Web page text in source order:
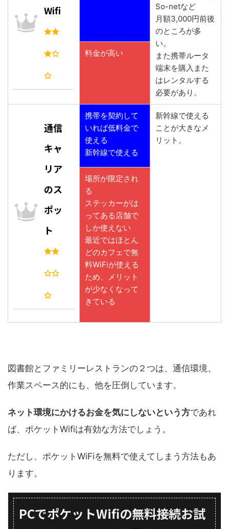
Wifi
So-netなど
月額3,000円前後
のところが多
い。
また携帯ルータ
端末を購入また
はレンタルする
必要があり。
料金が高い
通信
キャ
リア
のス
ポッ
ト
携帯を契約して
いれば低料金で
使える
新幹線で使える
新幹線で使える
ことが大きなメ
リット。
場所が限定され
る
ステッカーがは
ってある店舗で
しか使えない
最近ではほとん
どのカフェで無
料WiFiが使える
ため、メリット
が少なくなって
きている
図書館とファミリーレストランの２つは、通信環境、
作業スペース的にも、他を圧倒しています。
ネット環境にかけるお金を気にしないという方であれ
ば、ポケットWifiは有効な方法でしょう。
ただし、ポケットWiFiを無料で使えてしまう方法もあ
ります。
PCでポケットWifiの無料接続お試